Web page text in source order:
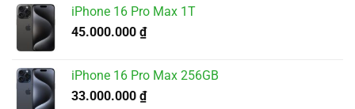
iPhone 16 Pro Max 1T
45.000.000 ₫
iPhone 16 Pro Max 256GB
33.000.000 ₫